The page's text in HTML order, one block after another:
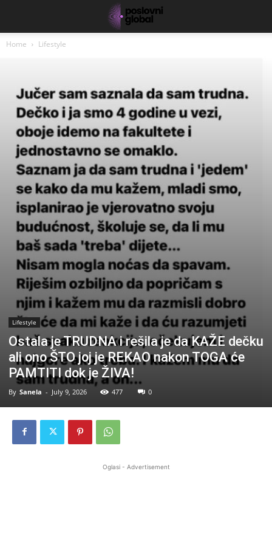
Home Lifestyle
Lifestyle
Ostala je TRUDNA i rešila je da KAŽE dečku
ali ono ŠTO joj je REKAO nakon TOGA će
PAMTITI dok je ŽIVA!
By Sanela - July 9, 2026 477 0
Oglasi - Advertisement